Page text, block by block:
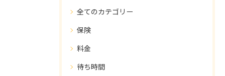
全てのカテゴリー
保険
料金
待ち時間